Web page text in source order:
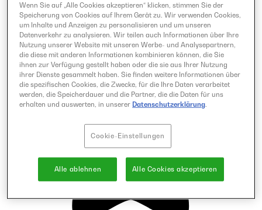
Wenn Sie auf „Alle Cookies akzeptieren“ klicken, stimmen Sie der
Speicherung von Cookies auf Ihrem Gerät zu. Wir verwenden Cookies,
um Inhalte und Anzeigen zu personalisieren und um unseren
Datenverkehr zu analysieren. Wir teilen auch Informationen über Ihre
Nutzung unserer Website mit unseren Werbe- und Analysepartnern,
die diese mit anderen Informationen kombinieren können, die Sie
ihnen zur Verfügung gestellt haben oder die sie aus Ihrer Nutzung
ihrer Dienste gesammelt haben. Sie finden weitere Informationen über
die spezifischen Cookies, die Zwecke, für die Ihre Daten verarbeitet
werden, die Speicherdauer und die Partner, die die Daten für uns
erhalten und auswerten, in unserer Datenschutzerklärung
Cookie-Einstellungen
Alle ablehnen Alle Cookies akzeptieren